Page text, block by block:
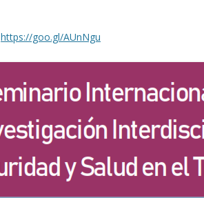
https://goo.gl/AUnNgu